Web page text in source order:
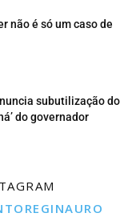
não é só um caso de
subutilização do
do governador